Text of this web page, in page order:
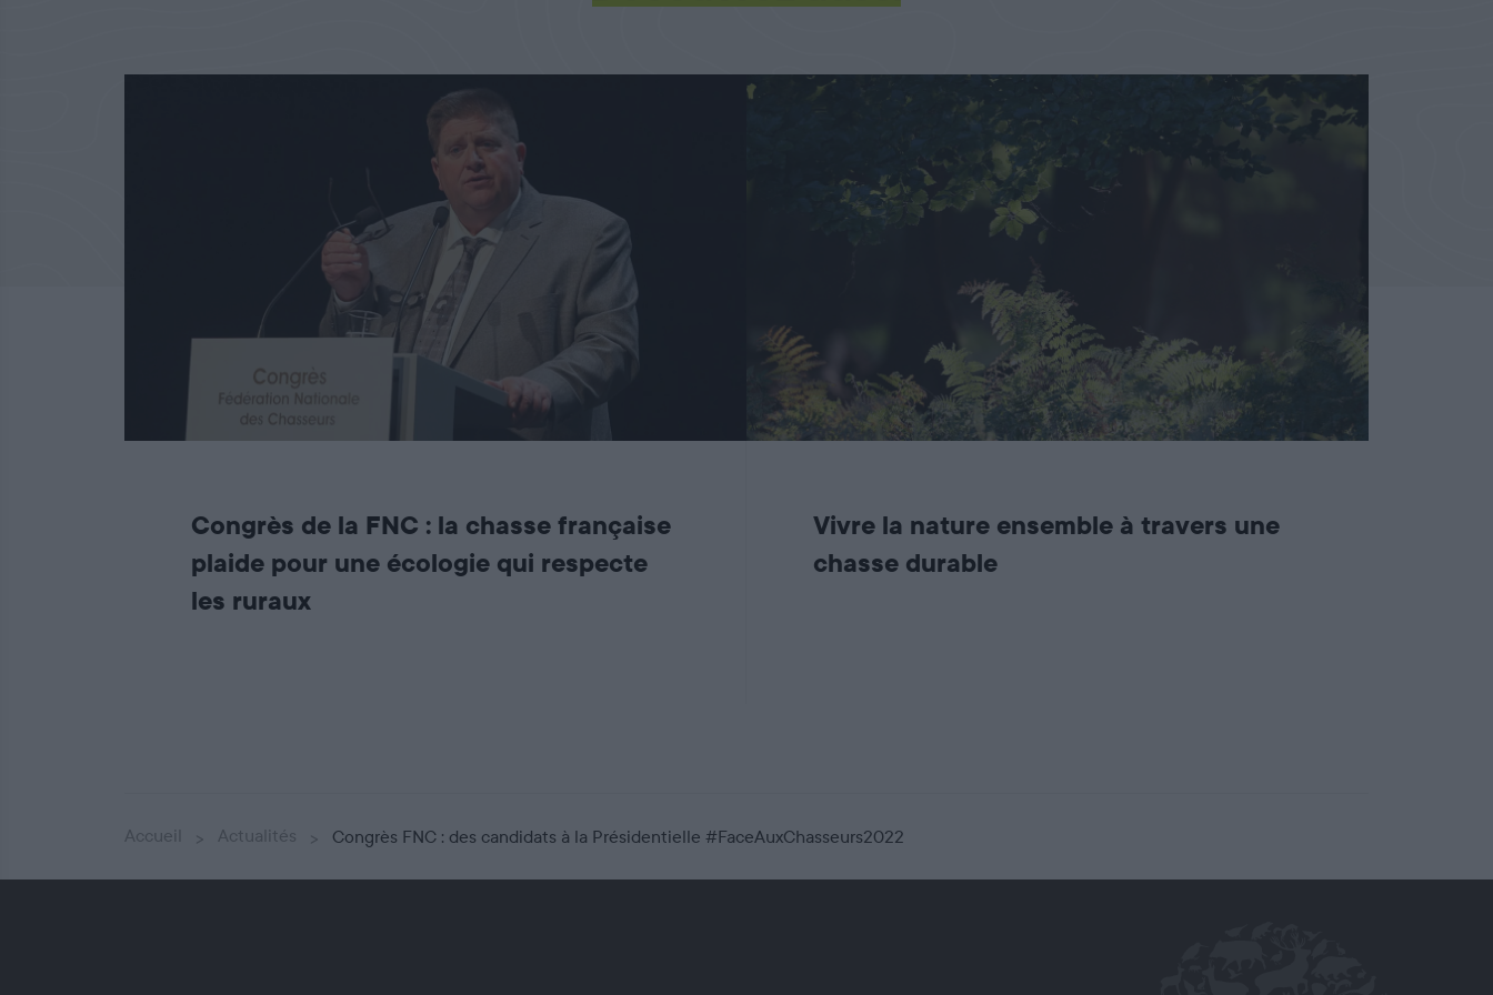
Congrès de la FNC : la chasse française
plaide pour une écologie qui respecte
les ruraux
Vivre la nature ensemble à travers une
chasse durable
Accueil Actualités Congrès FNC : des candidats à la Présidentielle #FaceAuxChasseurs2022